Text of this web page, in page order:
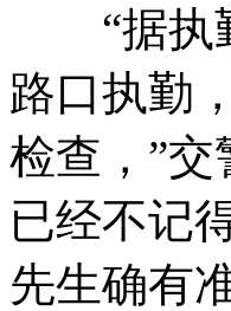
“据执勤
路口执勤
检查，”
已经不记
先生确有